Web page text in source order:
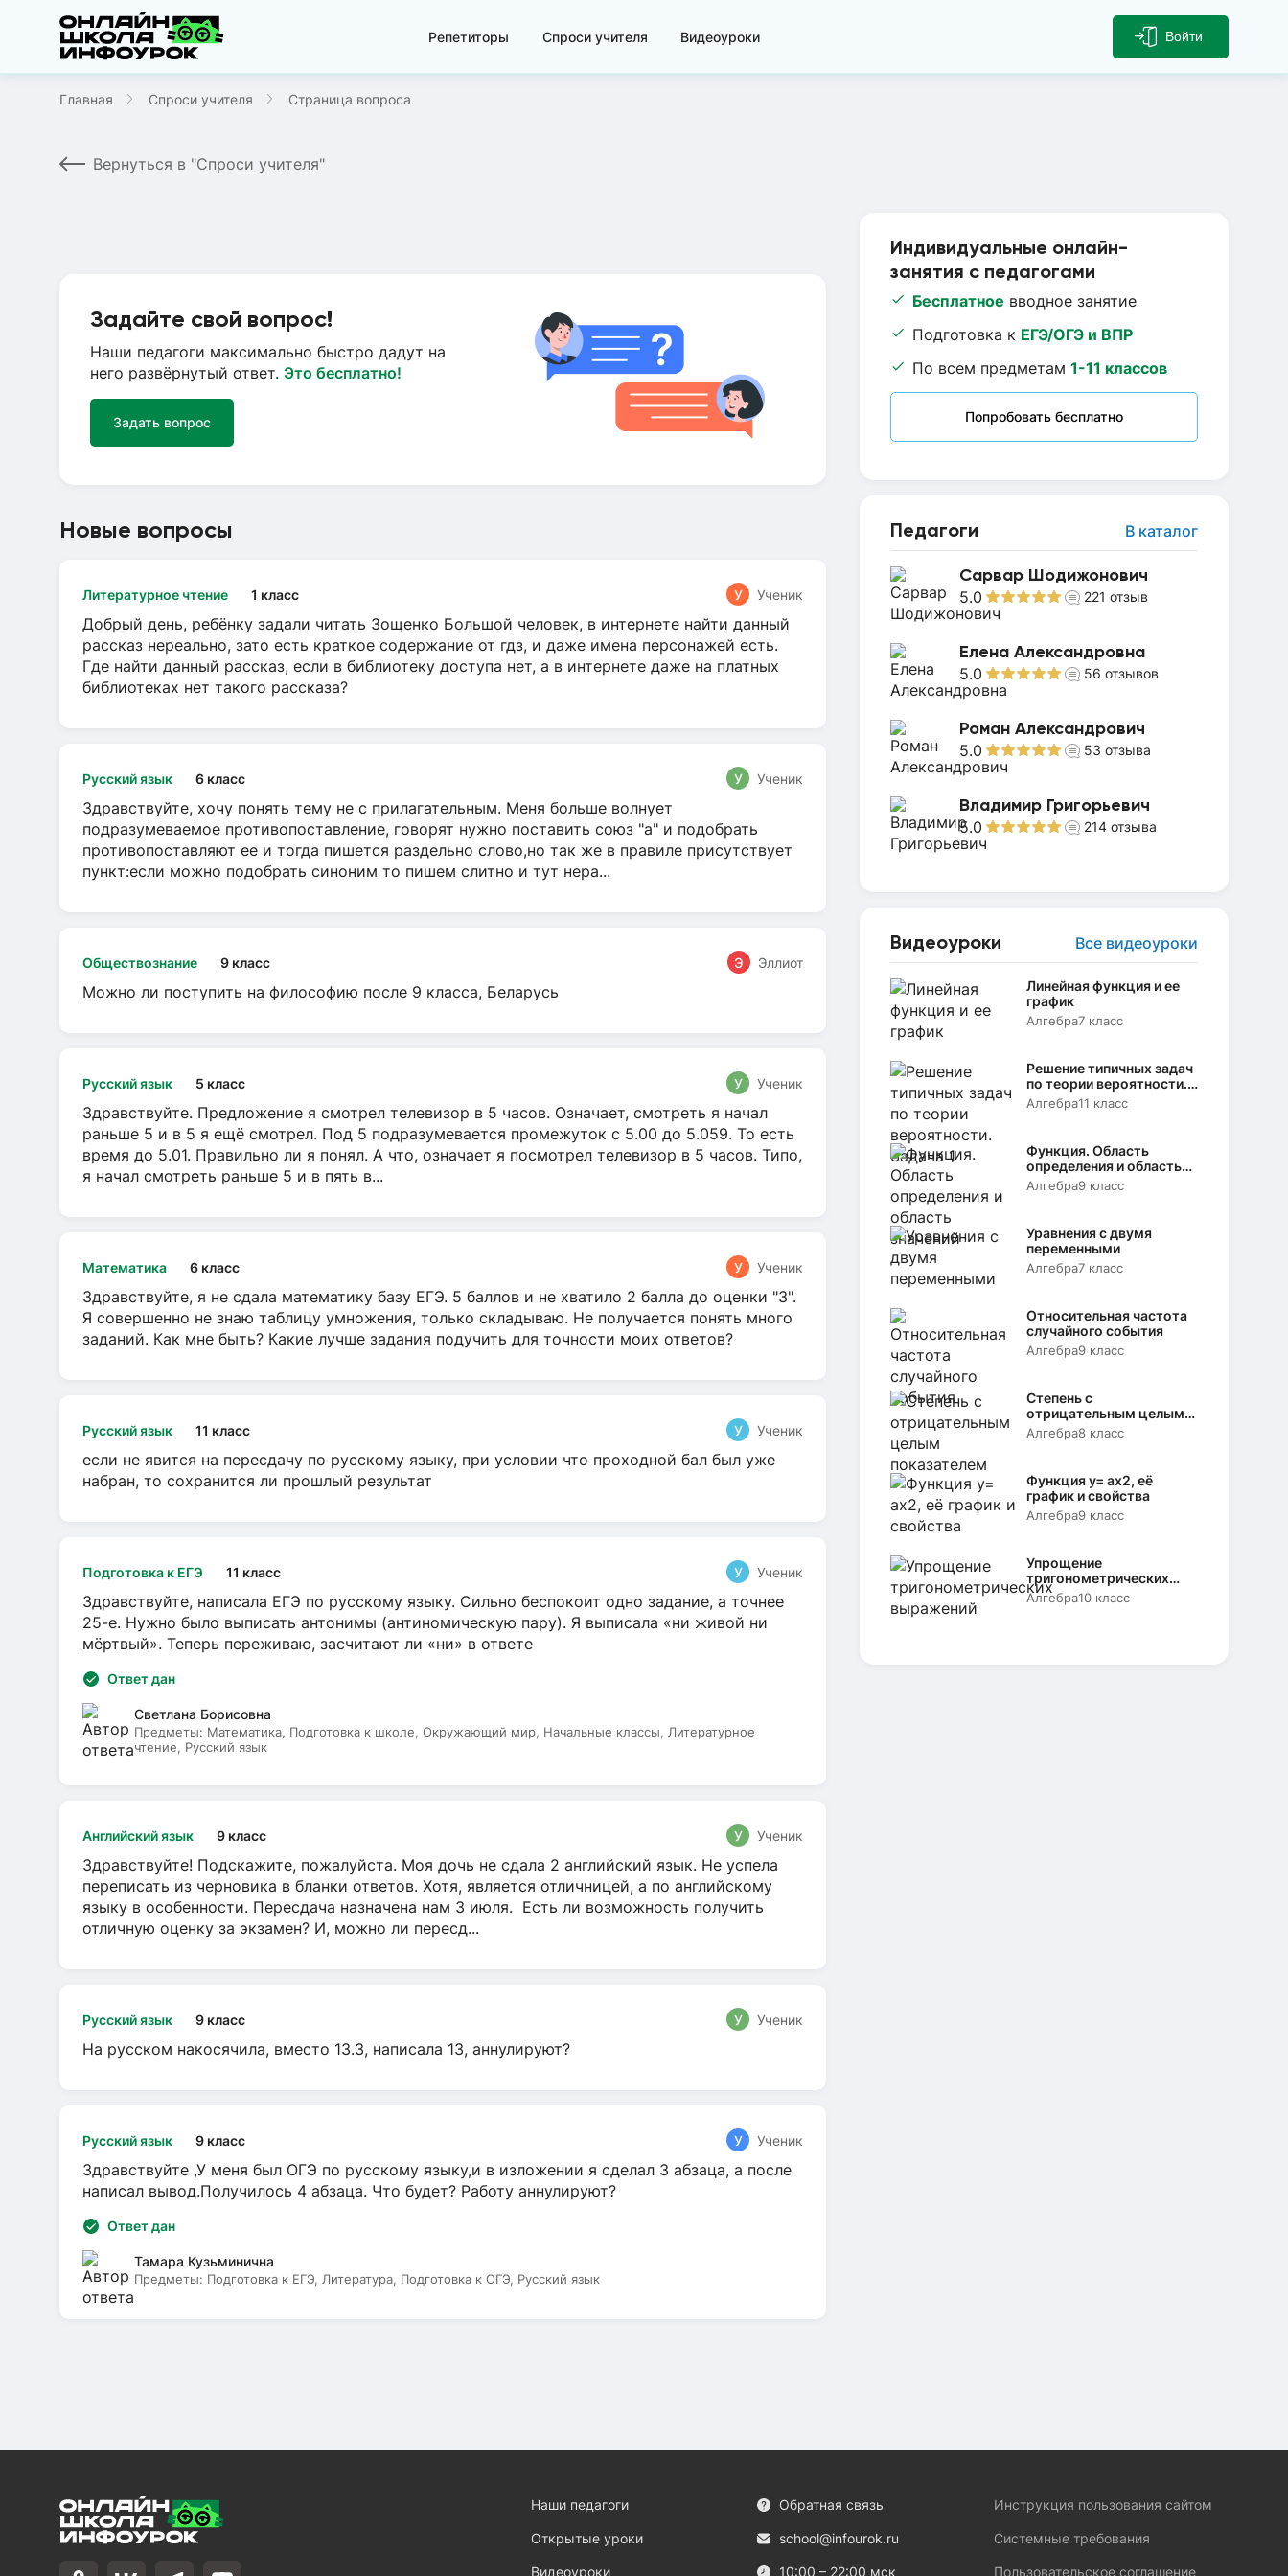
Репетиторы Спроси учителя Видеоуроки Войти
Главная Спроси учителя Страница вопроса
Вернуться в "Спроси учителя"
Индивидуальные онлайн-
занятия с педагогами
Бесплатное вводное занятие
Подготовка к ЕГЭ/ОГЭ и ВПР
По всем предметам 1-11 классов
Попробовать бесплатно
Педагоги В каталог
Сарвар Шодижонович
5.0 221 отзыв
Елена Александровна
5.0 56 отзывов
Роман Александрович
5.0 53 отзыва
Владимир Григорьевич
5.0 214 отзыва
Видеоуроки Все видеоуроки
Линейная функция и ее
график
Алгебра7 класс
Решение типичных задач
по теории вероятности.
Задача 1
Алгебра11 класс
Функция. Область
определения и область
значений
Алгебра9 класс
Уравнения с двумя
переменными
Алгебра7 класс
Относительная частота
случайного события
Алгебра9 класс
Степень с
отрицательным целым
показателем
Алгебра8 класс
Функция y= аx2, её
график и свойства
Алгебра9 класс
Упрощение
тригонометрических
выражений
Алгебра10 класс
Задайте свой вопрос!
Наши педагоги максимально быстро дадут на
него развёрнутый ответ. Это бесплатно!
Задать вопрос
Новые вопросы
Литературное чтение 1 класс У Ученик
Добрый день, ребёнку задали читать Зощенко Большой человек, в интернете найти данный
рассказ нереально, зато есть краткое содержание от гдз, и даже имена персонажей есть.
Где найти данный рассказ, если в библиотеку доступа нет, а в интернете даже на платных
библиотеках нет такого рассказа?
Русский язык 6 класс У Ученик
Здравствуйте, хочу понять тему не с прилагательным. Меня больше волнует
подразумеваемое противопоставление, говорят нужно поставить союз "а" и подобрать
противопоставляют ее и тогда пишется раздельно слово,но так же в правиле присутствует
пункт:если можно подобрать синоним то пишем слитно и тут нера...
Обществознание 9 класс Э Эллиот
Можно ли поступить на философию после 9 класса, Беларусь
Русский язык 5 класс У Ученик
Здравствуйте. Предложение я смотрел телевизор в 5 часов. Означает, смотреть я начал
раньше 5 и в 5 я ещё смотрел. Под 5 подразумевается промежуток с 5.00 до 5.059. То есть
время до 5.01. Правильно ли я понял. А что, означает я посмотрел телевизор в 5 часов. Типо,
я начал смотреть раньше 5 и в пять в...
Математика 6 класс У Ученик
Здравствуйте, я не сдала математику базу ЕГЭ. 5 баллов и не хватило 2 балла до оценки "3".
Я совершенно не знаю таблицу умножения, только складываю. Не получается понять много
заданий. Как мне быть? Какие лучше задания подучить для точности моих ответов?
Русский язык 11 класс У Ученик
если не явится на пересдачу по русскому языку, при условии что проходной бал был уже
набран, то сохранится ли прошлый результат
Подготовка к ЕГЭ 11 класс У Ученик
Здравствуйте, написала ЕГЭ по русскому языку. Сильно беспокоит одно задание, а точнее
25-е. Нужно было выписать антонимы (антиномическую пару). Я выписала «ни живой ни
мёртвый». Теперь переживаю, засчитают ли «ни» в ответе
Ответ дан
Светлана Борисовна
Предметы: Математика, Подготовка к школе, Окружающий мир, Начальные классы, Литературное
чтение, Русский язык
Английский язык 9 класс У Ученик
Здравствуйте! Подскажите, пожалуйста. Моя дочь не сдала 2 английский язык. Не успела
переписать из черновика в бланки ответов. Хотя, является отличницей, а по английскому
языку в особенности. Пересдача назначена нам 3 июля. Есть ли возможность получить
отличную оценку за экзамен? И, можно ли пересд...
Русский язык 9 класс У Ученик
На русском накосячила, вместо 13.3, написала 13, аннулируют?
Русский язык 9 класс У Ученик
Здравствуйте ,У меня был ОГЭ по русскому языку,и в изложении я сделал 3 абзаца, а после
написал вывод.Получилось 4 абзаца. Что будет? Работу аннулируют?
Ответ дан
Тамара Кузьминична
Предметы: Подготовка к ЕГЭ, Литература, Подготовка к ОГЭ, Русский язык
Наши педагоги
Открытые уроки
Видеоуроки
Обратная связь
school@infourok.ru
10:00 – 22:00 мск
Инструкция пользования сайтом
Системные требования
Пользовательское соглашение